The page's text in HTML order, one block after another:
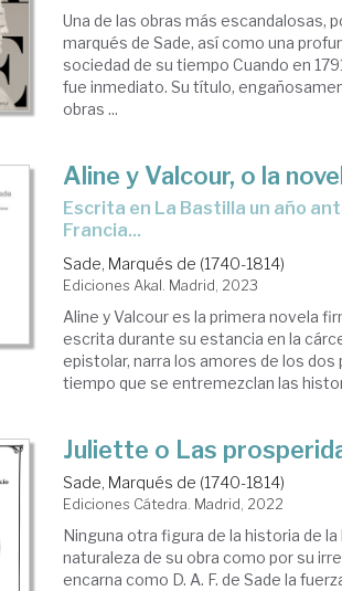
Una de las obras más escandalosas,
marqués de Sade, así como una
sociedad de su tiempo Cuando en
fue inmediato. Su título,
obras ...
Aline y Valcour, o la
Escrita en La Bastilla un año antes de la Revolución en
Francia...
Sade, Marqués de (1740-1814)
Ediciones Akal. Madrid, 2023
Aline y Valcour es la primera novela
escrita durante su estancia en la
epistolar, narra los amores de los dos
tiempo que se entremezclan las
Juliette o Las
Sade, Marqués de (1740-1814)
Ediciones Cátedra. Madrid, 2022
Ninguna otra figura de la historia de
naturaleza de su obra como por su
encarna como D. A. F. de Sade la